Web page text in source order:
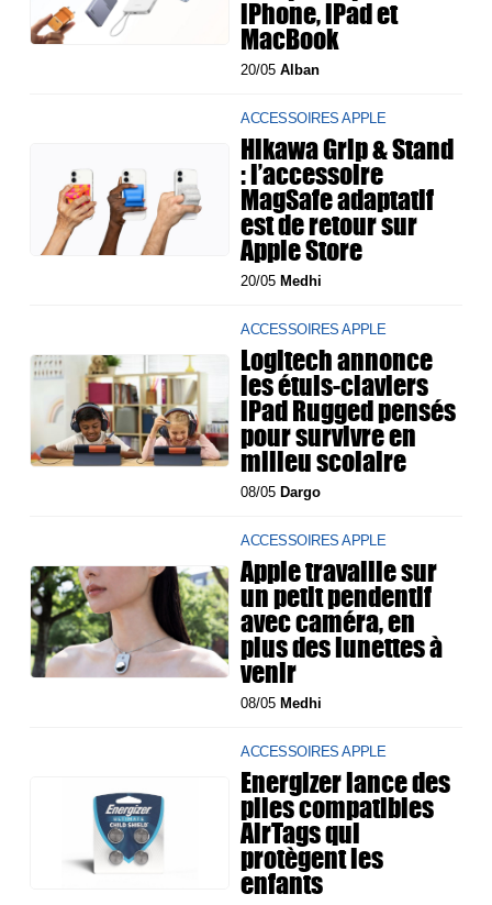
iPhone, iPad et
MacBook
20/05Alban
ACCESSOIRES APPLE
Hikawa Grip & Stand
: l’accessoire
MagSafe adaptatif
est de retour sur
Apple Store
20/05 Medhi
ACCESSOIRES APPLE
Logitech annonce
les étuis-claviers
iPad Rugged pensés
pour survivre en
milieu scolaire
08/05 Dargo
ACCESSOIRES APPLE
Apple travaille sur
un petit pendentif
avec caméra, en
plus des lunettes à
venir
08/05 Medhi
ACCESSOIRES APPLE
Energizer lance des
piles compatibles
AirTags qui
protègent les
enfants